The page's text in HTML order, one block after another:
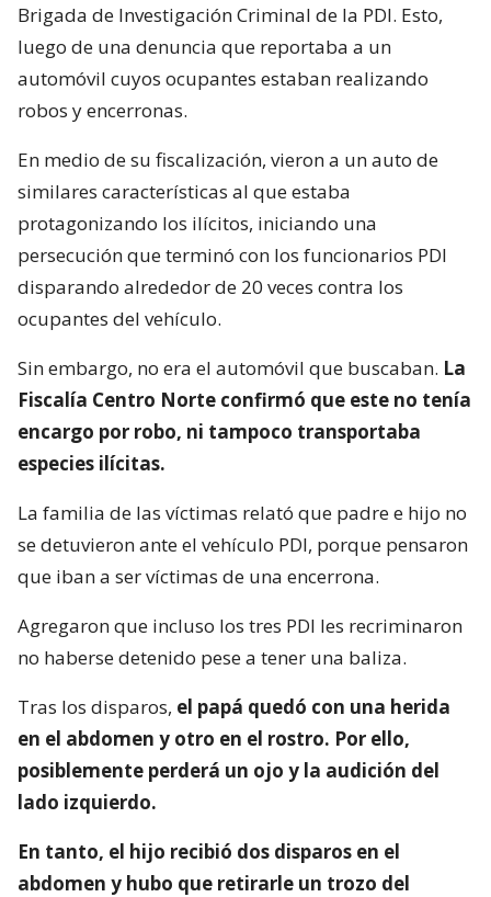
Brigada de Investigación Criminal de la PDI. Esto,
luego de una denuncia que reportaba a un
automóvil cuyos ocupantes estaban realizando
robos y encerronas.
En medio de su fiscalización, vieron a un auto de
similares características al que estaba
protagonizando los ilícitos, iniciando una
persecución que terminó con los funcionarios PDI
disparando alrededor de 20 veces contra los
ocupantes del vehículo.
Sin embargo, no era el automóvil que buscaban. La
Fiscalía Centro Norte confirmó que este no tenía
encargo por robo, ni tampoco transportaba
especies ilícitas.
La familia de las víctimas relató que padre e hijo no
se detuvieron ante el vehículo PDI, porque pensaron
que iban a ser víctimas de una encerrona.
Agregaron que incluso los tres PDI les recriminaron
no haberse detenido pese a tener una baliza.
Tras los disparos, el papá quedó con una herida
en el abdomen y otro en el rostro. Por ello,
posiblemente perderá un ojo y la audición del
lado izquierdo.
En tanto, el hijo recibió dos disparos en el
abdomen y hubo que retirarle un trozo del